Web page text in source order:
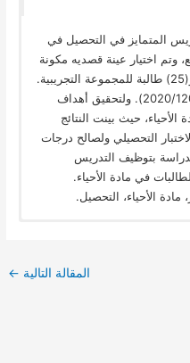
المتمايز في التحصيل في
وتم اختيار عينة قصديه مكونة
من (25) طالبة للمجموعة الضابطة و(25) طالبة للمجموعة التجريبية.
أثناء الفصل الدراسي الأول للعام (2020/1202). ولتحقيق أهداف
حيث بينت النتائج
التحصيلي ولصالح درجات
بتوظيف التدريس
في مادة الأحياء.
مادة الأحياء، التحصيل.
المقالة التالية ←